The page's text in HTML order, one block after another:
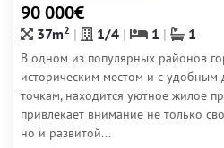
90 000€
37m2 1/4 1 1
В одном из популярных районов
историческим местом и с удобным
точкам, находится уютное жилое
привлекает внимание не только
но и развитой...